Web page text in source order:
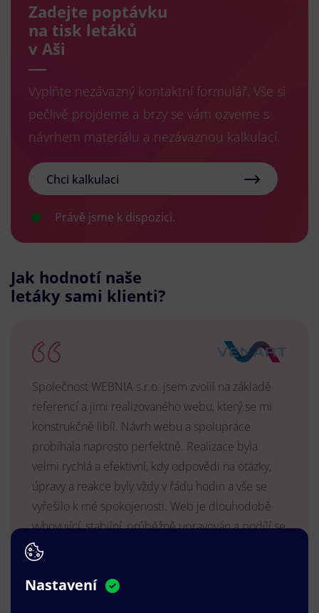
Zadejte poptávku
na tisk letáků
v Aši
Vyplňte nezávazný kontaktní formulář. Vše si
pečlivě projdeme a brzy se vám ozveme s
návrhem materiálu a nezávaznou kalkulací.
Chci kalkulaci
Právě jsme k dispozici.
Jak hodnotí naše
letáky sami klienti?
Společnost WEBNIA s.r.o. jsem zvolil na základě
referencí a jimi realizovaného webu, který se mi
konstrukčně libíl. Návrh webu a spolupráce
probíhala naprosto perfektně. Realizace byla
velmi rychlá a efektivní, kdy odpovědi na otázky,
úpravy a reakce byly vždy v řádu hodin a vše se
vyřešilo k mé spokojenosti. Web je dlouhodobě
vyhovující, stabilní, průběžně upravován a podílí se
na pozitivním vnímání naší značky.
MUDr. Radek Vyšohlíd
VENART s.r.o.
Nastavení